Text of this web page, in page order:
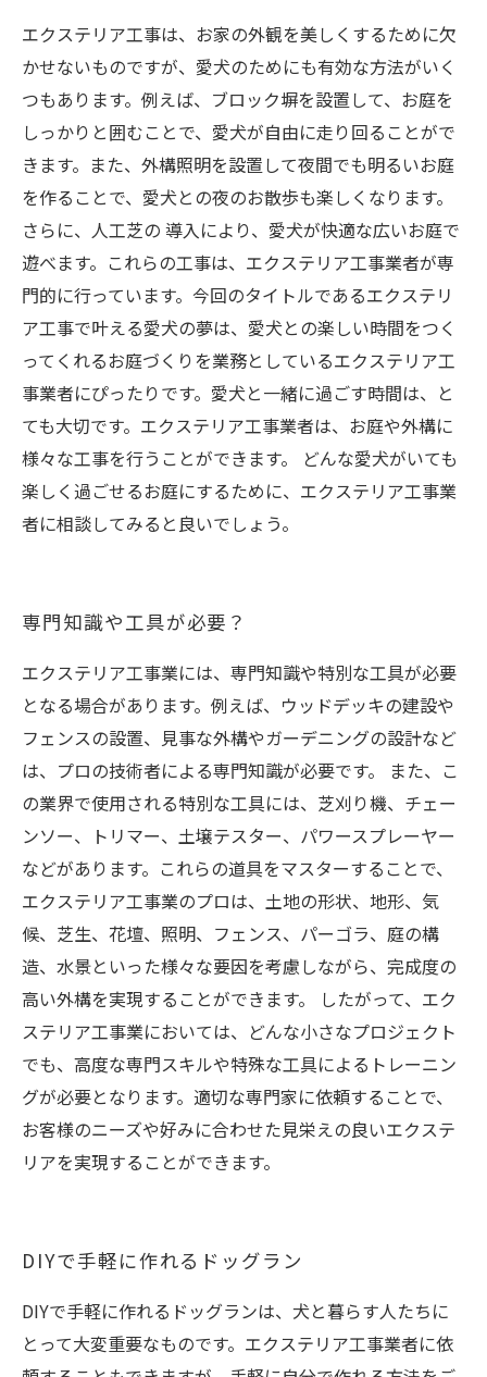
エクステリア工事は、お家の外観を美しくするために欠
かせないものですが、愛犬のためにも有効な方法がいく
つもあります。例えば、ブロック塀を設置して、お庭を
しっかりと囲むことで、愛犬が自由に走り回ることがで
きます。また、外構照明を設置して夜間でも明るいお庭
を作ることで、愛犬との夜のお散歩も楽しくなります。
さらに、人工芝の 導入により、愛犬が快適な広いお庭で
遊べます。これらの工事は、エクステリア工事業者が専
門的に行っています。今回のタイトルであるエクステリ
ア工事で叶える愛犬の夢は、愛犬との楽しい時間をつく
ってくれるお庭づくりを業務としているエクステリア工
事業者にぴったりです。愛犬と一緒に過ごす時間は、と
ても大切です。エクステリア工事業者は、お庭や外構に
様々な工事を行うことができます。 どんな愛犬がいても
楽しく過ごせるお庭にするために、エクステリア工事業
者に相談してみると良いでしょう。
専門知識や工具が必要？
エクステリア工事業には、専門知識や特別な工具が必要
となる場合があります。例えば、ウッドデッキの建設や
フェンスの設置、見事な外構やガーデニングの設計など
は、プロの技術者による専門知識が必要です。 また、こ
の業界で使用される特別な工具には、芝刈り機、チェー
ンソー、トリマー、土壌テスター、パワースプレーヤー
などがあります。これらの道具をマスターすることで、
エクステリア工事業のプロは、土地の形状、地形、気
候、芝生、花壇、照明、フェンス、パーゴラ、庭の構
造、水景といった様々な要因を考慮しながら、完成度の
高い外構を実現することができます。 したがって、エク
ステリア工事業においては、どんな小さなプロジェクト
でも、高度な専門スキルや特殊な工具によるトレーニン
グが必要となります。適切な専門家に依頼することで、
お客様のニーズや好みに合わせた見栄えの良いエクステ
リアを実現することができます。
DIYで手軽に作れるドッグラン
DIYで手軽に作れるドッグランは、犬と暮らす人たちに
とって大変重要なものです。エクステリア工事業者に依